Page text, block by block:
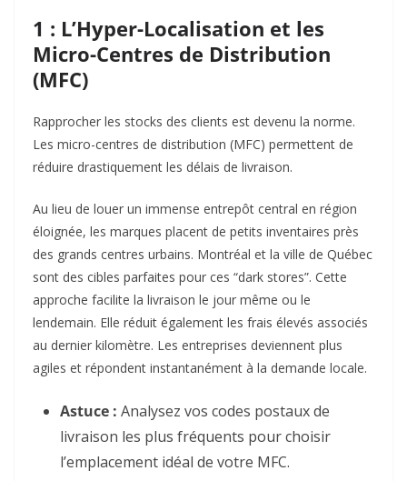
1 : L’Hyper-Localisation et les
Micro-Centres de Distribution
(MFC)
Rapprocher les stocks des clients est devenu la norme.
Les micro-centres de distribution (MFC) permettent de
réduire drastiquement les délais de livraison.
Au lieu de louer un immense entrepôt central en région
éloignée, les marques placent de petits inventaires près
des grands centres urbains. Montréal et la ville de Québec
sont des cibles parfaites pour ces “dark stores”. Cette
approche facilite la livraison le jour même ou le
lendemain. Elle réduit également les frais élevés associés
au dernier kilomètre. Les entreprises deviennent plus
agiles et répondent instantanément à la demande locale.
Astuce : Analysez vos codes postaux de
livraison les plus fréquents pour choisir
l’emplacement idéal de votre MFC.